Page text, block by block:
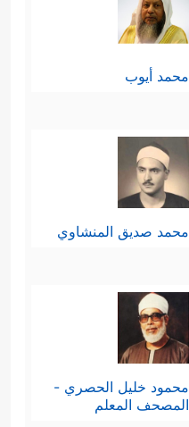
محمد أيوب
محمد صديق المنشاوي
محمود خليل الحصري -
المصحف المعلم